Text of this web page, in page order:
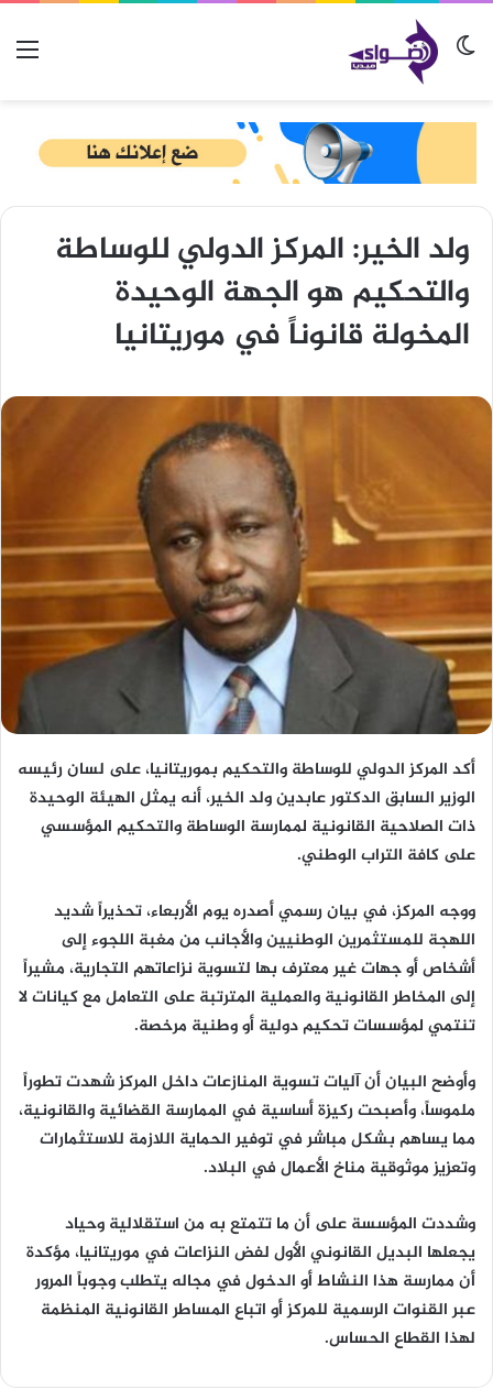
الوضع المظلم
ولد الخير: المركز الدولي للوساطة
والتحكيم هو الجهة الوحيدة
المخولة قانوناً في موريتانيا
أكد المركز الدولي للوساطة والتحكيم بموريتانيا، على لسان رئيسه
الوزير السابق الدكتور عابدين ولد الخير، أنه يمثل الهيئة الوحيدة
ذات الصلاحية القانونية لممارسة الوساطة والتحكيم المؤسسي
على كافة التراب الوطني.
ووجه المركز، في بيان رسمي أصدره يوم الأربعاء، تحذيراً شديد
اللهجة للمستثمرين الوطنيين والأجانب من مغبة اللجوء إلى
أشخاص أو جهات غير معترف بها لتسوية نزاعاتهم التجارية، مشيراً
إلى المخاطر القانونية والعملية المترتبة على التعامل مع كيانات لا
تنتمي لمؤسسات تحكيم دولية أو وطنية مرخصة.
وأوضح البيان أن آليات تسوية المنازعات داخل المركز شهدت تطوراً
ملموساً، وأصبحت ركيزة أساسية في الممارسة القضائية والقانونية،
مما يساهم بشكل مباشر في توفير الحماية اللازمة للاستثمارات
وتعزيز موثوقية مناخ الأعمال في البلاد.
وشددت المؤسسة على أن ما تتمتع به من استقلالية وحياد
يجعلها البديل القانوني الأول لفض النزاعات في موريتانيا، مؤكدة
أن ممارسة هذا النشاط أو الدخول في مجاله يتطلب وجوباً المرور
عبر القنوات الرسمية للمركز أو اتباع المساطر القانونية المنظمة
لهذا القطاع الحساس.